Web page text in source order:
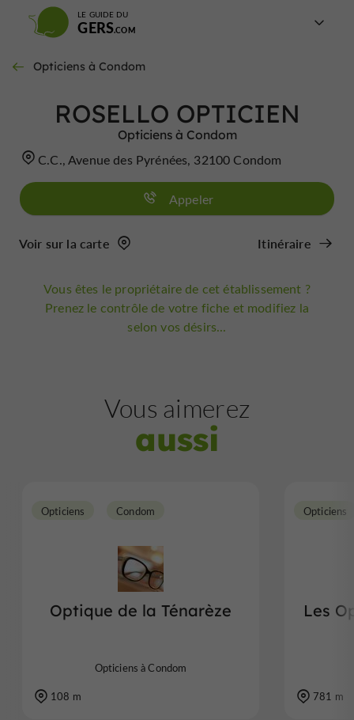
LE GUIDE DU
GERS
Opticiens à Condom
ROSELLO OPTICIEN
Opticiens à Condom
C.C., Avenue des Pyrénées, 32100 Condom
Appeler
Voir sur la carte Itinéraire
Vous êtes le propriétaire de cet établissement ?
Prenez le contrôle de votre fiche et modifiez la
selon vos désirs...
Vous aimerez
aussi
Optique de la Ténarèze
Opticiens Condom
Opticiens à Condom
108 m
Les
Opticiens
781 m